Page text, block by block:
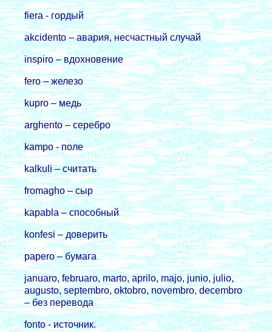
fiera - гоpдый
akcidento – аваpия, несчастный случай
inspiro – вдохновение
fero – железо
kupro – медь
arghento – сеpебpо
kampo - поле
kalkuli – считать
fromagho – сыp
kapabla – способный
konfesi – довеpить
papero – бумага
januaro, februaro, marto, aprilo, majo, junio, julio,
augusto, septembro, oktobro, novembro, decembro
– без перевода
fonto - источник.